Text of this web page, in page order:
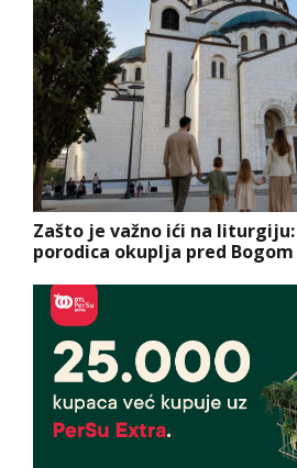
Zašto je važno ići na
porodica okuplja pred Bogom